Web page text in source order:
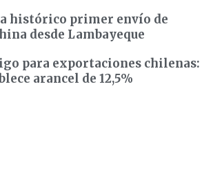
histórico primer envío de
desde Lambayeque
para exportaciones chilenas:
arancel de 12,5%